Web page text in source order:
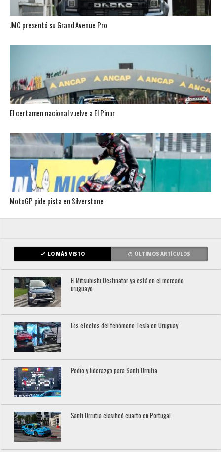
JMC presentó su Grand Avenue Pro
El certamen nacional vuelve a El Pinar
MotoGP pide pista en Silverstone
LO MÁS VISTO ÚLTIMOS ARTÍCULOS
El Mitsubishi Destinator ya está en el mercado
uruguayo
Los efectos del fenómeno Tesla en Uruguay
Podio y liderazgo para Santi Urrutia
Santi Urrutia clasificó cuarto en Portugal